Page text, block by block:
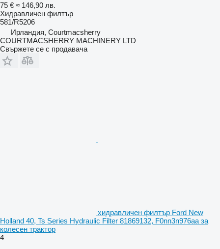
75 € ≈ 146,90 лв.
Хидравличен филтър
581/R5206
Ирландия, Courtmacsherry
COURTMACSHERRY MACHINERY LTD
Свържете се с продавача
хидравличен филтър Ford New
Holland 40, Ts Series Hydraulic Filter 81869132, F0nn3n976aa за
колесен трактор
4